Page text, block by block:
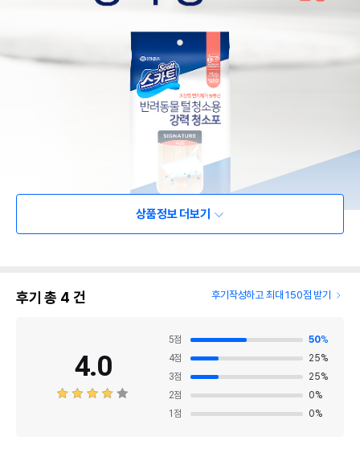
상품정보 더보기
후기 총 4 건 후기작성하고 최대 150점 받기
4.0
5점 50%
4점 25%
3점 25%
2점 0%
1 점 0%